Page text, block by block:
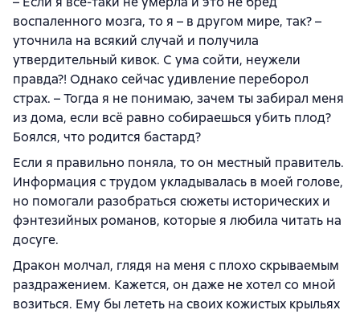
воспаленного мозга, то я – в другом мире, так? –
уточнила на всякий случай и получила
утвердительный кивок. С ума сойти, неужели
правда?! Однако сейчас удивление переборол
страх. – Тогда я не понимаю, зачем ты забирал меня
из дома, если всё равно собираешься убить плод?
Боялся, что родится бастард?
Если я правильно поняла, то он местный правитель.
Информация с трудом укладывалась в моей голове,
но помогали разобраться сюжеты исторических и
фэнтезийных романов, которые я любила читать на
досуге.
Дракон молчал, глядя на меня с плохо скрываемым
раздражением. Кажется, он даже не хотел со мной
возиться. Ему бы лететь на своих кожистых крыльях